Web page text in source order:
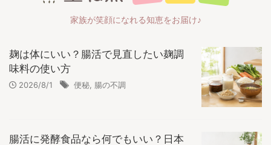
家族が笑顔になれる知恵をお届け♪
麹は体にいい？腸活で見直したい麹調
味料の使い方
2026/8/1 便秘 腸の不調
腸活に発酵食品なら何でもいい？日本